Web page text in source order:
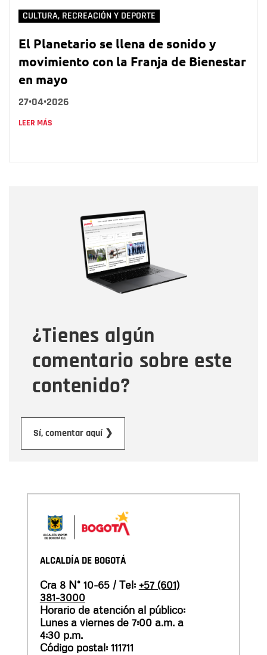
CULTURA, RECREACIÓN Y DEPORTE
El Planetario se llena de sonido y
movimiento con la Franja de Bienestar
en mayo
27•04•2026
LEER MÁS
¿Tienes algún
comentario sobre este
contenido?
Sí, comentar aquí ❯
Correo electrónico
Tipo de comentario
Mensaje
ALCALDÍA DE BOGOTÁ
Cra 8 N° 10-65 / Tel: +57 (601)
381-3000
Horario de atención al público:
Lunes a viernes de 7:00 a.m. a
4:30 p.m.
Código postal: 111711